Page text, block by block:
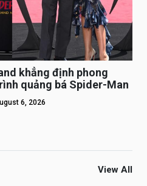
khẳng định phong
quảng bá Spider-Man
6, 2026
View All